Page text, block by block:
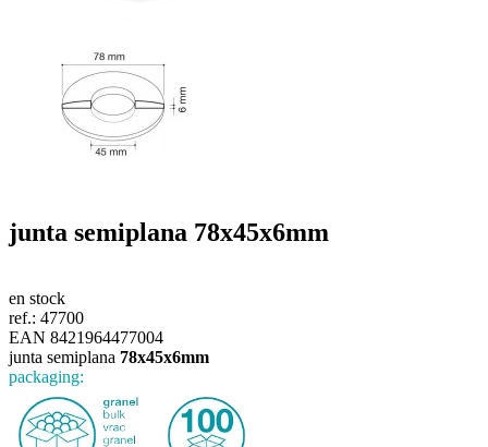
junta semiplana 78x45x6mm
en stock
ref.: 47700
EAN 8421964477004
junta semiplana 78x45x6mm
packaging: